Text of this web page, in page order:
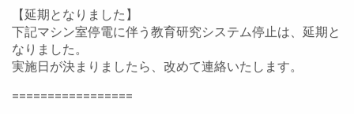
【延期となりました】
下記マシン室停電に伴う教育研究システム停止は、延期と
なりました。
実施日が決まりましたら、改めて連絡いたします。
=================